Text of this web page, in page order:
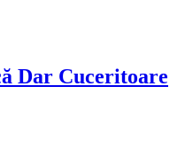
Dar Cuceritoare